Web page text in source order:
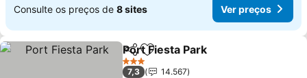
Consulte os preços de 8 sites Ver preços
PartilharAdicionar aos favoritos
Port Fiesta Park
3 Estrelas
7,3
14.567